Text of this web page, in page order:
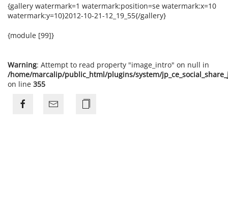
{gallery watermark=1 watermark:position=se watermark:x=10
watermark:y=10}2012-10-21-12_19_55{/gallery}
{module [99]}
Warning: Attempt to read property "image_intro" on null in
/home/marcalip/public_html/plugins/system/
on line 355